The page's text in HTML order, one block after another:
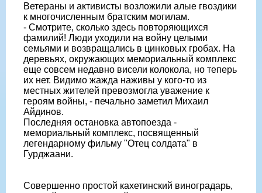
Ветераны и активисты возложили алые гвоздики
к многочисленным братским могилам.
- Смотрите, сколько здесь повторяющихся
фамилий! Люди уходили на войну целыми
семьями и возвращались в цинковых гробах. На
деревьях, окружающих мемориальный комплекс
еще совсем недавно висели колокола, но теперь
их нет. Видимо жажда наживы у кого-то из
местных жителей превозмогла уважение к
героям войны, - печально заметил Михаил
Айдинов.
Последняя остановка автопоезда -
мемориальный комплекс, посвященный
легендарному фильму "Отец солдата" в
Гурджаани.
Совершенно простой кахетинский виноградарь,